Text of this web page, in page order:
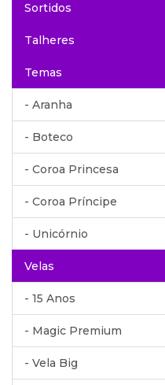
Sortidos
Talheres
Temas
- Aranha
- Boteco
- Coroa Princesa
- Coroa Príncipe
- Unicórnio
Velas
- 15 Anos
- Magic Premium
- Vela Big